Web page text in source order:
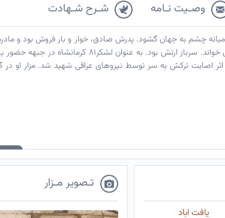
وصـیت نـامه شـرح شـهادت
فروردین ۱۳۴۷، در میانه چشم به جهان گشود. پدرش صادق، خوار و بار فروش بود و
داشت. تا پایان ابتدایی درس خواند. سرباز ارتش بود. به عنوان
سومار بر اثر اصابت ترکش به سر توسط نیروهای عراقی شهید شد. مزار او
یافت اباد
تـصویر مـزار